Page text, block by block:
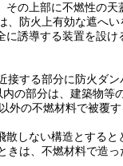
の上部に不燃性の
防火上有効な遮へい
誘導する装置を設け
する部分に防火ダン
の部分は、建築物等
の不燃材料で被覆
しない構造とする
は、不燃材料で造